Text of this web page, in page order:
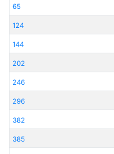
65
124
144
202
246
296
382
385